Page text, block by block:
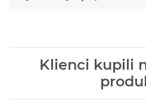
Klienci kupili